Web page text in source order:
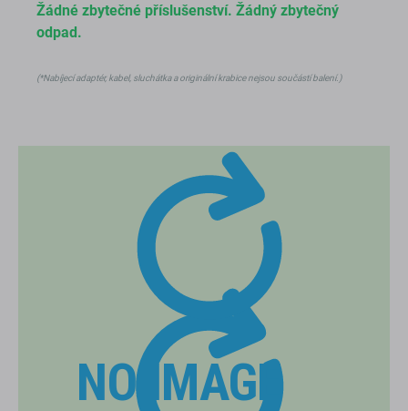
Žádné zbytečné příslušenství. Žádný zbytečný
odpad.
(*Nabíjecí adaptér, kabel, sluchátka a originální krabice nejsou součástí balení.)